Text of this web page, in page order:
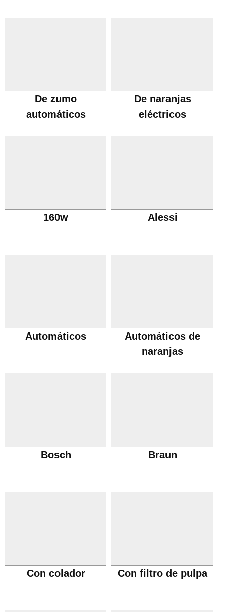
De zumo
automáticos
De naranjas
eléctricos
160w Alessi
Automáticos
Automáticos de
naranjas
Bosch Braun
Con colador Con filtro de pulpa